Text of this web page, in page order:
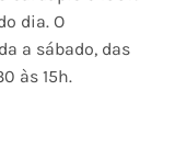
dia. O
a sábado, das
às 15h.